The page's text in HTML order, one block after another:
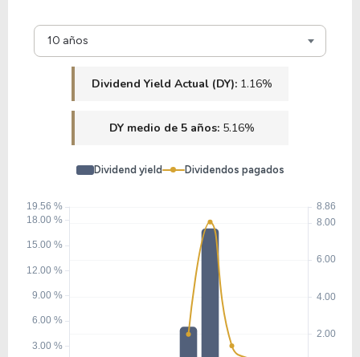
LUV
1.60%
10 años
Dividend Yield Actual (DY): 1.16%
DY medio de 5 años: 5.16%
Dividend yield Dividendos pagados